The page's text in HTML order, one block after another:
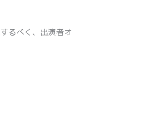
るべく、出演者オ